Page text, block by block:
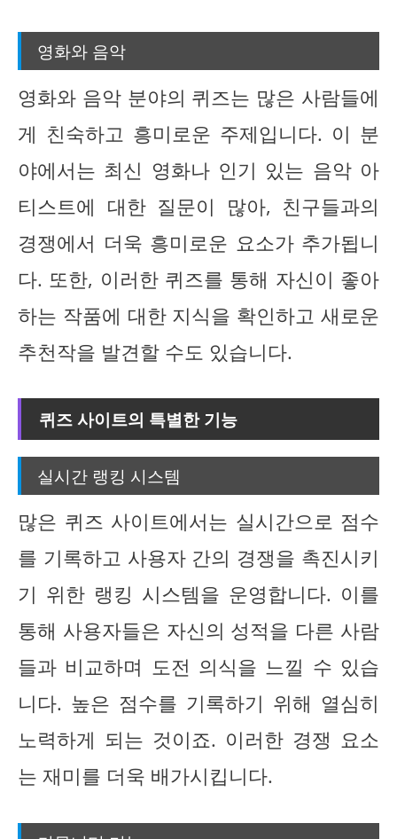
영화와 음악
영화와 음악 분야의 퀴즈는 많은 사람들에
게 친숙하고 흥미로운 주제입니다. 이 분
야에서는 최신 영화나 인기 있는 음악 아
티스트에 대한 질문이 많아, 친구들과의
경쟁에서 더욱 흥미로운 요소가 추가됩니
다. 또한, 이러한 퀴즈를 통해 자신이 좋아
하는 작품에 대한 지식을 확인하고 새로운
추천작을 발견할 수도 있습니다.
퀴즈 사이트의 특별한 기능
실시간 랭킹 시스템
많은 퀴즈 사이트에서는 실시간으로 점수
를 기록하고 사용자 간의 경쟁을 촉진시키
기 위한 랭킹 시스템을 운영합니다. 이를
통해 사용자들은 자신의 성적을 다른 사람
들과 비교하며 도전 의식을 느낄 수 있습
니다. 높은 점수를 기록하기 위해 열심히
노력하게 되는 것이죠. 이러한 경쟁 요소
는 재미를 더욱 배가시킵니다.